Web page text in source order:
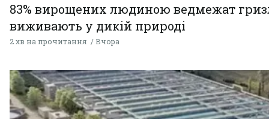
83% вирощених людиною ведмежат
виживають у дикій природі
2 хв на прочитання Вчора